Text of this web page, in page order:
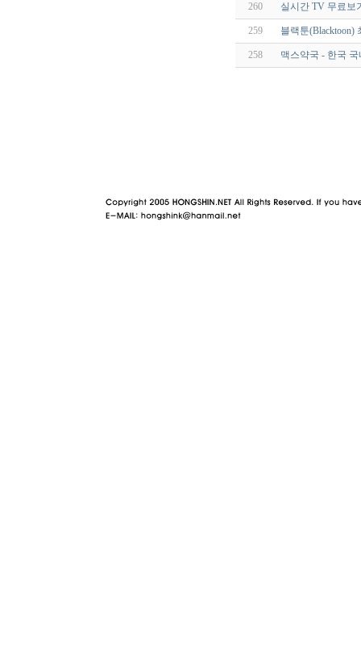
260 실시간 TV 무료보
259 블랙툰
258 맥스약국 - 한국